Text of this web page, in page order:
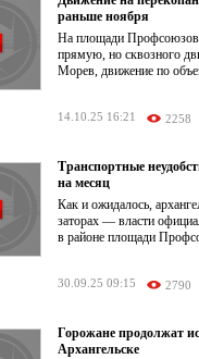
раньше ноября
На площади
прямую, но сквозного
Морев, движение по
14.10.25 16:21 2258
Транспортные
на месяц
Как и ожидалось,
заторах — власти
в районе площади
30.09.25 09:15 2790
Горожане продолжат
Архангельске